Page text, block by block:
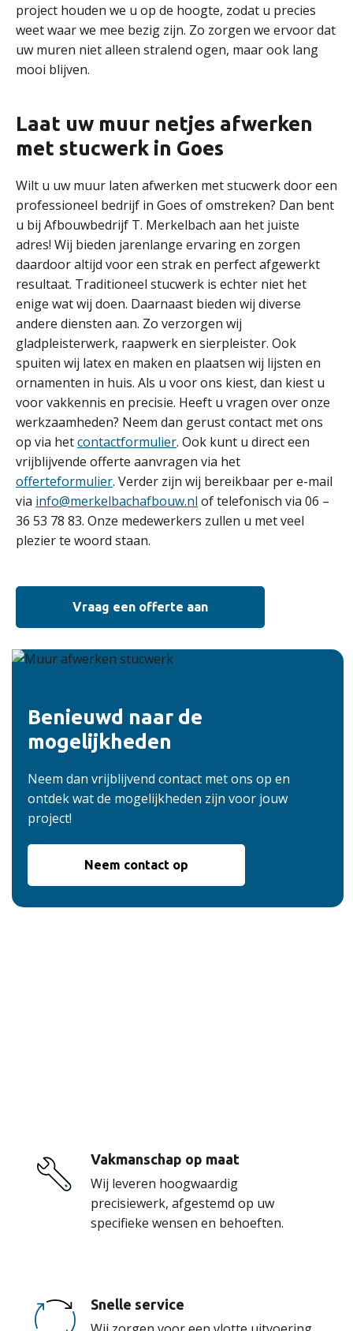
project houden we u op de hoogte, zodat u precies
weet waar we mee bezig zijn. Zo zorgen we ervoor dat
uw muren niet alleen stralend ogen, maar ook lang
mooi blijven.
Laat uw muur netjes afwerken
met stucwerk in Goes
Wilt u uw muur laten afwerken met stucwerk door een
professioneel bedrijf in Goes of omstreken? Dan bent
u bij Afbouwbedrijf T. Merkelbach aan het juiste
adres! Wij bieden jarenlange ervaring en zorgen
daardoor altijd voor een strak en perfect afgewerkt
resultaat. Traditioneel stucwerk is echter niet het
enige wat wij doen. Daarnaast bieden wij diverse
andere diensten aan. Zo verzorgen wij
gladpleisterwerk, raapwerk en sierpleister. Ook
spuiten wij latex en maken en plaatsen wij lijsten en
ornamenten in huis. Als u voor ons kiest, dan kiest u
voor vakkennis en precisie. Heeft u vragen over onze
werkzaamheden? Neem dan gerust contact met ons
op via hetcontactformulier. Ook kunt u direct een
vrijblijvende offerte aanvragen via het
offerteformulier. Verder zijn wij bereikbaar per e-mail
via info@merkelbachafbouw.nl of telefonisch via 06 –
36 53 78 83. Onze medewerkers zullen u met veel
plezier te woord staan.
Vraag een offerte aan
Benieuwd naar de
mogelijkheden
Neem dan vrijblijvend contact met ons op en
ontdek wat de mogelijkheden zijn voor jouw
project!
Neem contact op
Vakmanschap op maat
Wij leveren hoogwaardig
precisiewerk, afgestemd op uw
specifieke wensen en behoeften.
Snelle service